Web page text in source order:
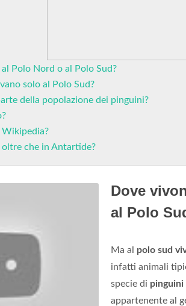
Polo Nord o al Polo Sud?
solo al Polo Sud?
della popolazione dei pinguini?
che in Antartide?
Dove
al Polo
Ma al polo sud
infatti animali
specie di pinguini
appartenente al